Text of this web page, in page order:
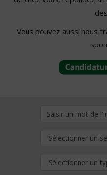
Vous pouvez aussi nous